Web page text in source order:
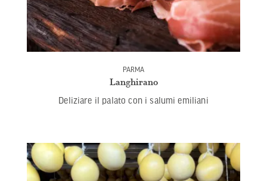
PARMA
Langhirano
Deliziare il palato con i salumi emiliani